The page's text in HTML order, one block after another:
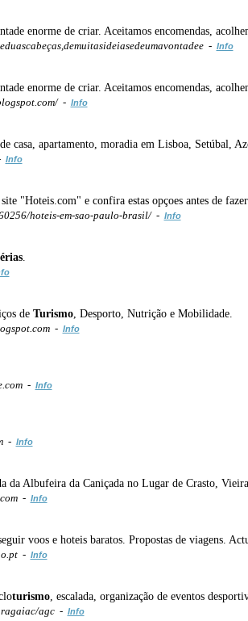
enorme de criar. Aceitamos encomendas,
- Info
enorme de criar. Aceitamos encomendas,
- Info
casa, apartamento, moradia em Lisboa,
Info
"Hoteis.com" e confira estas opçoes antes de
hoteis-em-sao-paulo-brasil/ - Info
.
de Turismo, Desporto, Nutrição e Mobilidade.
- Info
- Info
- Info
da Albufeira da Caniçada no Lugar de Crasto,
- Info
voos e hoteis baratos. Propostas de viagens.
- Info
turismo, escalada, organização de eventos
agc - Info